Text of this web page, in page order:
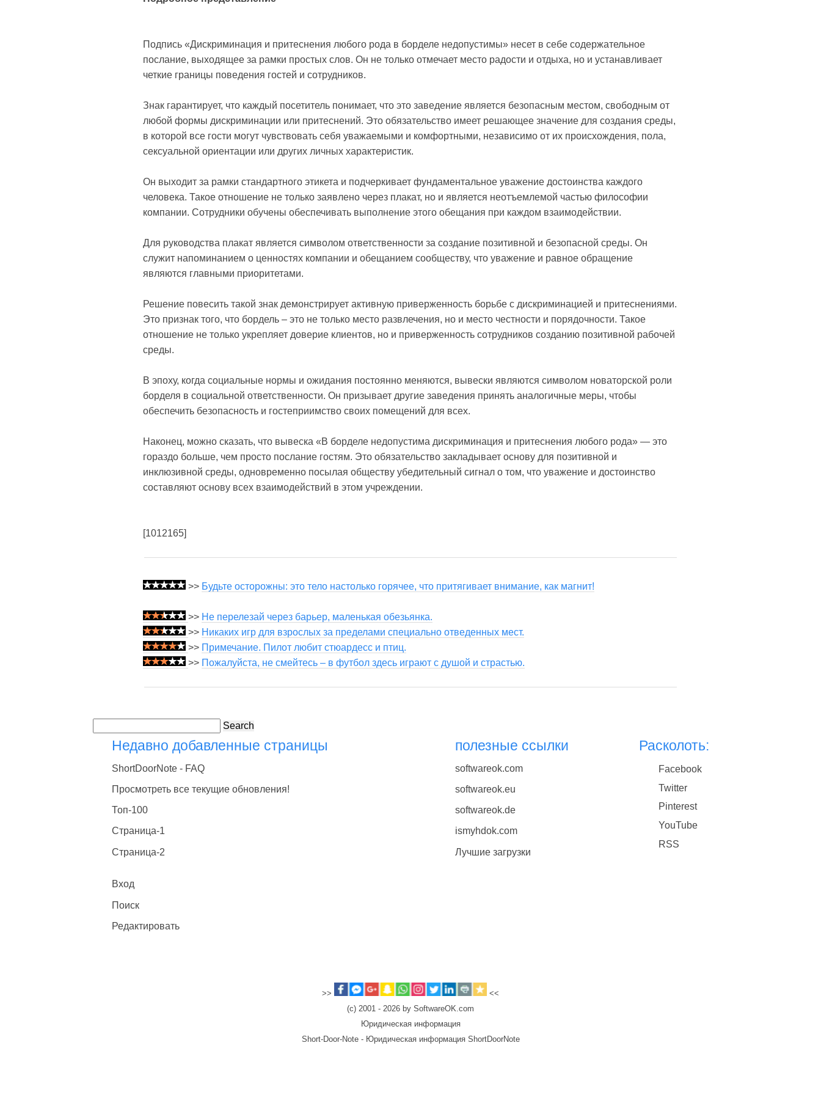
Подпись «Дискриминация и притеснения любого рода в борделе недопустимы» несет в себе содержательное
послание, выходящее за рамки простых слов. Он не только отмечает место радости и отдыха, но и устанавливает
четкие границы поведения гостей и сотрудников.
Знак гарантирует, что каждый посетитель понимает, что это заведение является безопасным местом, свободным от
любой формы дискриминации или притеснений. Это обязательство имеет решающее значение для создания среды,
в которой все гости могут чувствовать себя уважаемыми и комфортными, независимо от их происхождения, пола,
сексуальной ориентации или других личных характеристик.
Он выходит за рамки стандартного этикета и подчеркивает фундаментальное уважение достоинства каждого
человека. Такое отношение не только заявлено через плакат, но и является неотъемлемой частью философии
компании. Сотрудники обучены обеспечивать выполнение этого обещания при каждом взаимодействии.
Для руководства плакат является символом ответственности за создание позитивной и безопасной среды. Он
служит напоминанием о ценностях компании и обещанием сообществу, что уважение и равное обращение
являются главными приоритетами.
Решение повесить такой знак демонстрирует активную приверженность борьбе с дискриминацией и притеснениями.
Это признак того, что бордель – это не только место развлечения, но и место честности и порядочности. Такое
отношение не только укрепляет доверие клиентов, но и приверженность сотрудников созданию позитивной рабочей
среды.
В эпоху, когда социальные нормы и ожидания постоянно меняются, вывески являются символом новаторской роли
борделя в социальной ответственности. Он призывает другие заведения принять аналогичные меры, чтобы
обеспечить безопасность и гостеприимство своих помещений для всех.
Наконец, можно сказать, что вывеска «В борделе недопустима дискриминация и притеснения любого рода» — это
гораздо больше, чем просто послание гостям. Это обязательство закладывает основу для позитивной и
инклюзивной среды, одновременно посылая обществу убедительный сигнал о том, что уважение и достоинство
составляют основу всех взаимодействий в этом учреждении.
[1012165]
>> Будьте осторожны: это тело настолько горячее, что притягивает внимание, как магнит!
>> Не перелезай через барьер, маленькая обезьянка.
>> Никаких игр для взрослых за пределами специально отведенных мест.
>> Примечание. Пилот любит стюардесс и птиц.
>> Пожалуйста, не смейтесь – в футбол здесь играют с душой и страстью.
Search
Недавно добавленные страницы
ShortDoorNote - FAQ
Просмотреть все текущие обновления!
Топ-100
Страница-1
Страница-2
Вход
Поиск
Редактировать
полезные ссылки
softwareok.com
softwareok.eu
softwareok.de
ismyhdok.com
Лучшие загрузки
Расколоть:
Facebook
Twitter
Pinterest
YouTube
RSS
>>
<<
(c) 2001 - 2026 by SoftwareOK.com
Юридическая информация
Short-Door-Note - Юридическая информация ShortDoorNote